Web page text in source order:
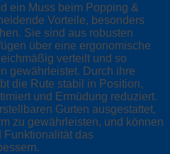
ein Muss beim Popping &
Vorteile, besonders
Sie sind aus robusten
über eine ergonomische
verteilt und so
gewährleistet. Durch ihre
die Rute stabil in Position,
und Ermüdung reduziert.
Gurten ausgestattet,
zu gewährleisten, und können
Funktionalität das